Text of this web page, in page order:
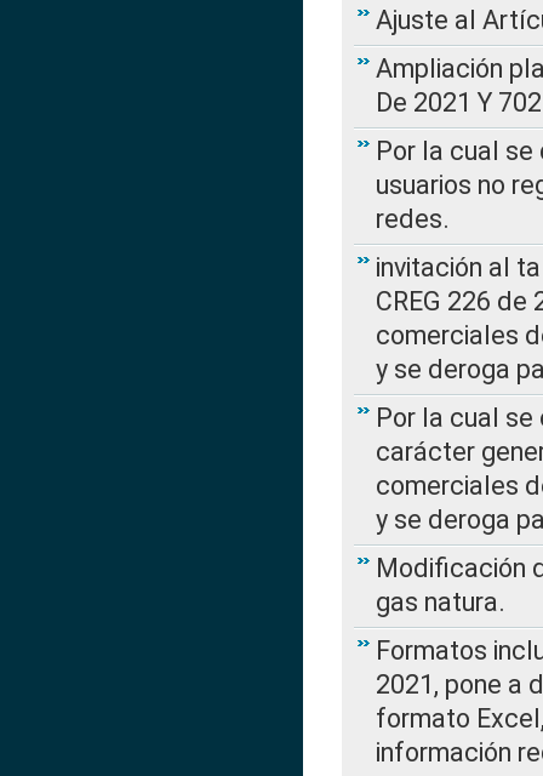
Ajuste al
Ampliación
De 2021 Y
Por la cual
usuarios no
redes.
invitación al
CREG 226
comerciales
y se deroga
Por la cual
carácter
comerciales
y se deroga
Modificación
gas natura.
Formatos
2021, pone a
formato
información